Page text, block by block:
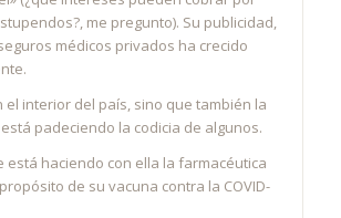
me pregunto). Su publicidad,
médicos privados ha crecido
el interior del país, sino que también la
padeciendo la codicia de algunos.
está haciendo con ella la farmacéutica
de su vacuna contra la COVID-